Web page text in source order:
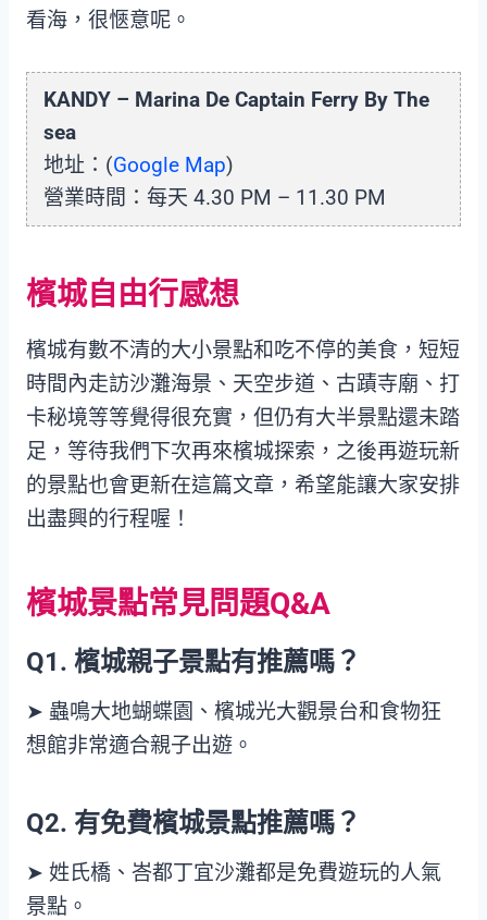
看海，很愜意呢。
KANDY – Marina De Captain Ferry By The
sea
地址：(Google Map)
營業時間：每天 4.30 PM – 11.30 PM
檳城自由行感想
檳城有數不清的大小景點和吃不停的美食，短短
時間內走訪沙灘海景、天空步道、古蹟寺廟、打
卡秘境等等覺得很充實，但仍有大半景點還未踏
足，等待我們下次再來檳城探索，之後再遊玩新
的景點也會更新在這篇文章，希望能讓大家安排
出盡興的行程喔！
檳城景點常見問題Q&A
Q1. 檳城親子景點有推薦嗎？
➤ 蟲鳴大地蝴蝶園、檳城光大觀景台和食物狂
想館非常適合親子出遊。
Q2. 有免費檳城景點推薦嗎？
➤ 姓氏橋、峇都丁宜沙灘都是免費遊玩的人氣
景點。